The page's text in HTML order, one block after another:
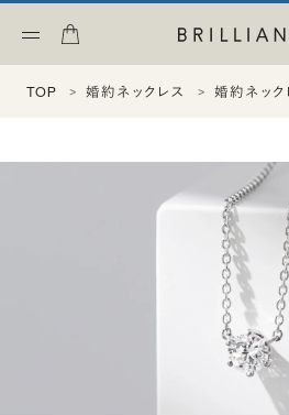
TOP 婚約ネックレス 婚約ネッ